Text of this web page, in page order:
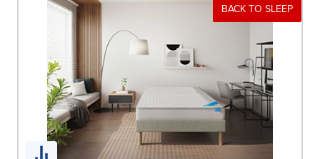
BACK TO SLEEP